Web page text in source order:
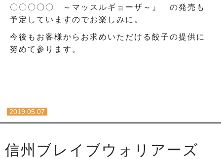
〇〇〇〇〇 ～マッスルギョーザ～』 の発売も
予定していますのでお楽しみに。
今後もお客様からお求めいただける餃子の提供に
努めて参ります。
2019.05.07
信州ブレイブウォリアーズ